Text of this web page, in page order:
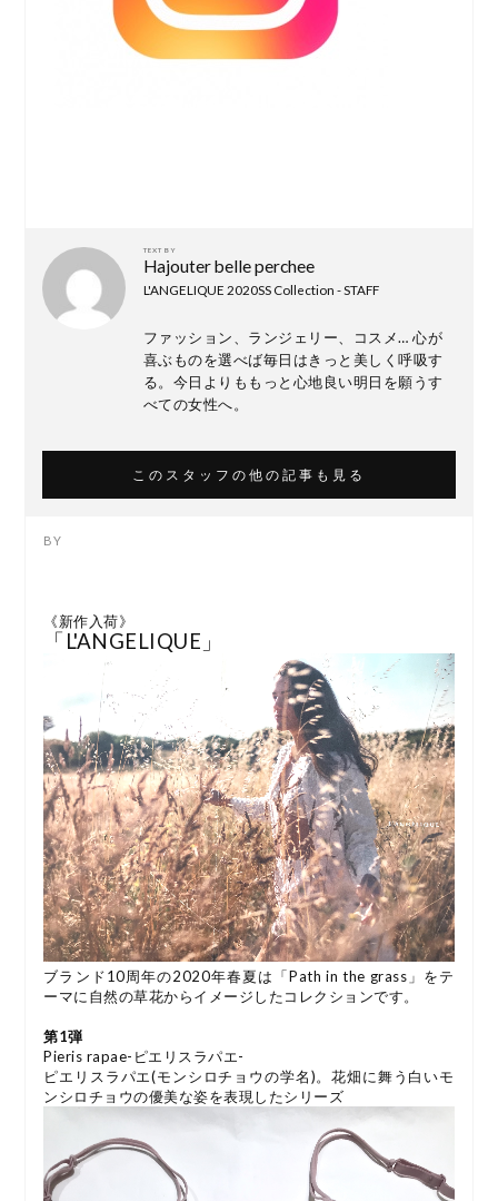
TEXT BY
Hajouter belle perchee
L'ANGELIQUE 2020SS Collection - STAFF
ファッション、ランジェリー、コスメ… 心が
喜ぶものを選べば毎日はきっと美しく呼吸す
る。今日よりももっと心地良い明日を願うす
べての女性へ。
このスタッフの他の記事も見る
《新作入荷》
「L'ANGELIQUE」
ブランド10周年の2020年春夏は「Path in the grass」をテ
ーマに自然の草花からイメージしたコレクションです。
第1弾
Pieris rapae-ピエリスラパエ-
ピエリスラパエ(モンシロチョウの学名)。花畑に舞う白いモ
ンシロチョウの優美な姿を表現したシリーズ